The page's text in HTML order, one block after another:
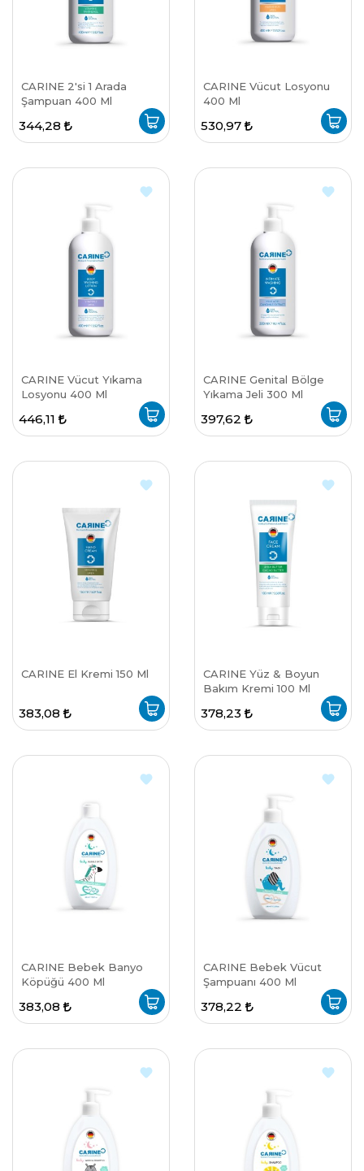
CARINE 2'si 1 Arada
Şampuan 400 Ml
344,28
CARINE Vücut Losyonu
400 Ml
530,97
CARINE Vücut Yıkama
Losyonu 400 Ml
446,11
CARINE Genital Bölge
Yıkama Jeli 300 Ml
397,62
CARINE El Kremi 150 Ml
383,08
CARINE Yüz & Boyun
Bakım Kremi 100 Ml
378,23
CARINE Bebek Banyo
Köpüğü 400 Ml
383,08
CARINE Bebek Vücut
Şampuanı 400 Ml
378,22